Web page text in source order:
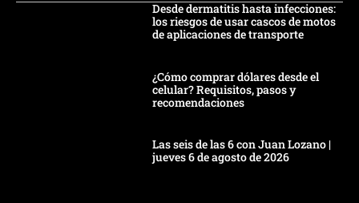
Desde dermatitis hasta infecciones:
los riesgos de usar cascos de motos
de aplicaciones de transporte
¿Cómo comprar dólares desde el
celular? Requisitos, pasos y
recomendaciones
Las seis de las 6 con Juan Lozano |
jueves 6 de agosto de 2026